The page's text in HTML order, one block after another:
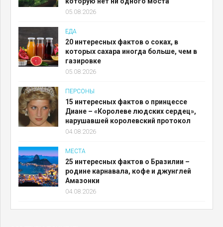
05.08.2026
ЕДА
20 интересных фактов о соках, в
которых сахара иногда больше, чем в
газировке
05.08.2026
ПЕРСОНЫ
15 интересных фактов о принцессе
Диане – «Королеве людских сердец»,
нарушавшей королевский протокол
04.08.2026
МЕСТА
25 интересных фактов о Бразилии –
родине карнавала, кофе и джунглей
Амазонки
04.08.2026